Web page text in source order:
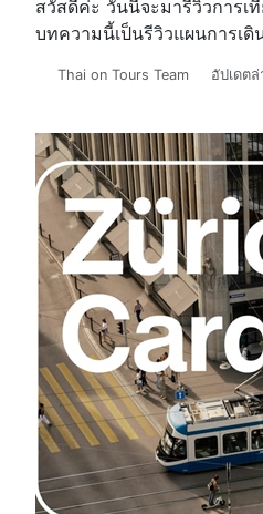
สวัสดีค่ะ วันนี้จะมารีวิวการเ
บทความนี้เป็นรีวิวแผนการเดิ
รายละเอียด
Thai on Tours Team อัปเดต